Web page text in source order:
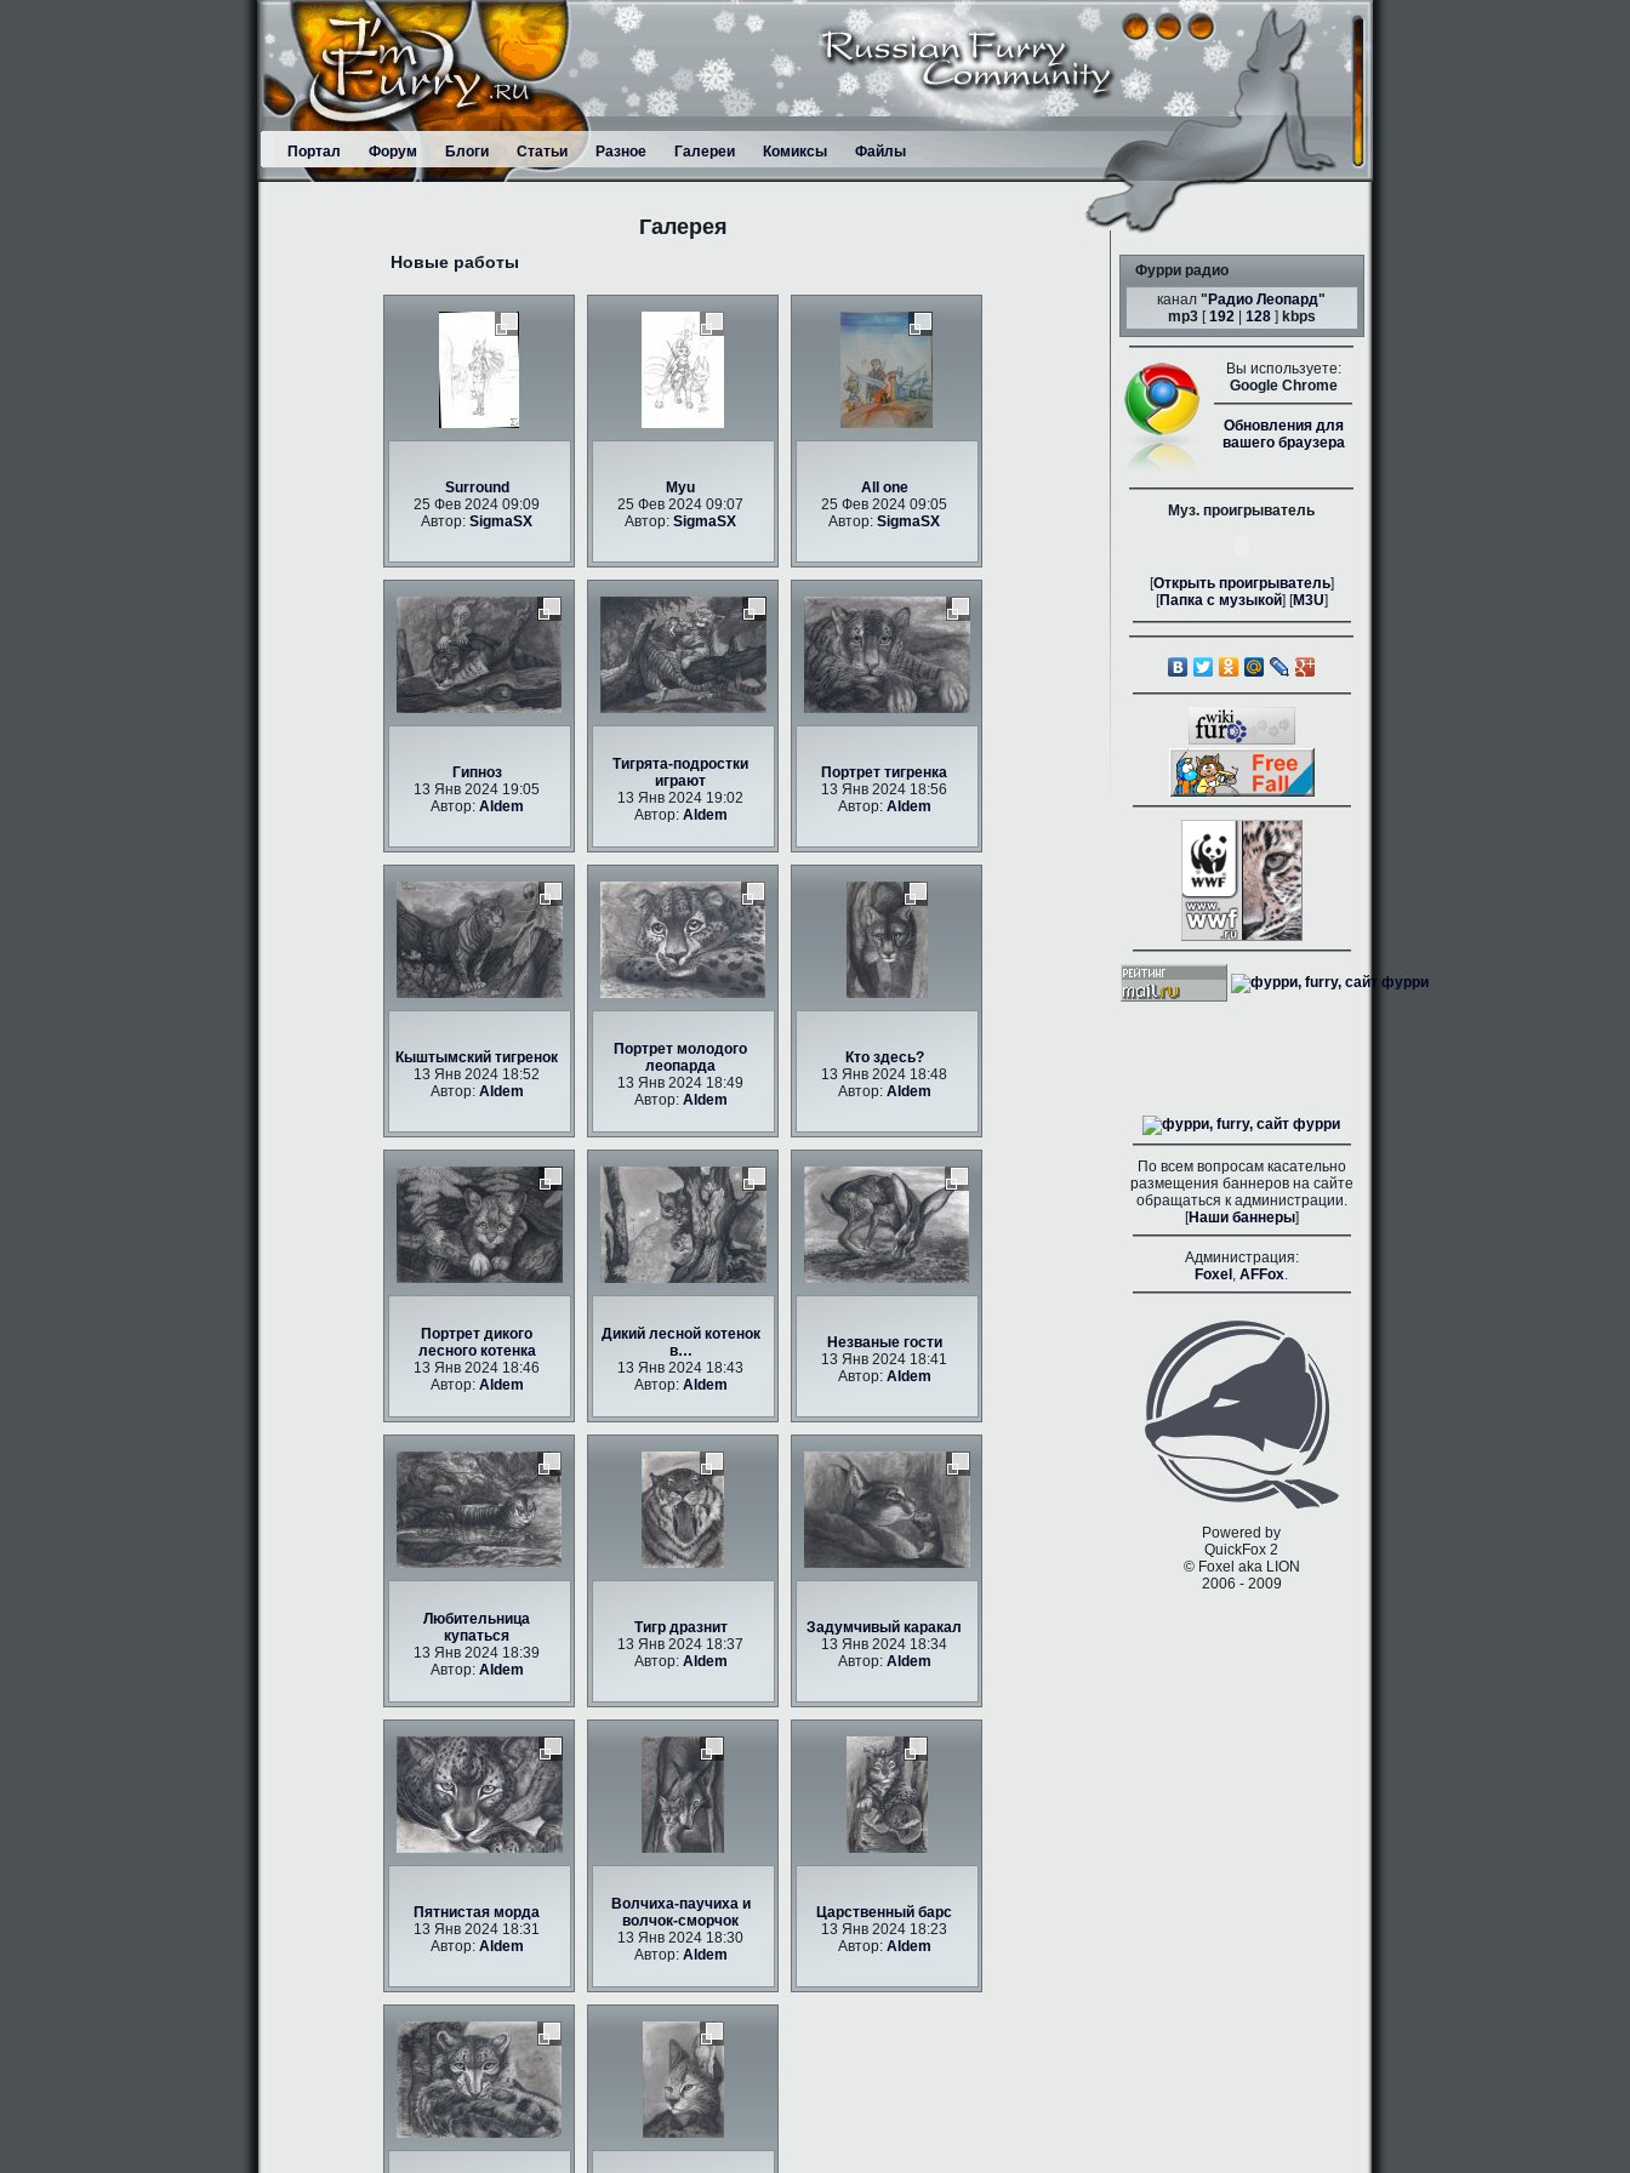
Портал Форум Блоги Статьи Разное Галереи Комиксы Файлы
Галерея
Новые работы
Surround
25 Фев 2024 09:09
Автор: SigmaSX
Myu
25 Фев 2024 09:07
Автор: SigmaSX
All one
25 Фев 2024 09:05
Автор: SigmaSX
Гипноз
13 Янв 2024 19:05
Автор: Aldem
Тигрята-подростки
играют
13 Янв 2024 19:02
Автор: Aldem
Портрет тигренка
13 Янв 2024 18:56
Автор: Aldem
Кыштымский тигренок
13 Янв 2024 18:52
Автор: Aldem
Портрет молодого
леопарда
13 Янв 2024 18:49
Автор: Aldem
Кто здесь?
13 Янв 2024 18:48
Автор: Aldem
Портрет дикого
лесного котенка
13 Янв 2024 18:46
Автор: Aldem
Дикий лесной котенок
в…
13 Янв 2024 18:43
Автор: Aldem
Незваные гости
13 Янв 2024 18:41
Автор: Aldem
Любительница
купаться
13 Янв 2024 18:39
Автор: Aldem
Тигр дразнит
13 Янв 2024 18:37
Автор: Aldem
Задумчивый каракал
13 Янв 2024 18:34
Автор: Aldem
Пятнистая морда
13 Янв 2024 18:31
Автор: Aldem
Волчиха-паучиха и
волчок-сморчок
13 Янв 2024 18:30
Автор: Aldem
Царственный барс
13 Янв 2024 18:23
Автор: Aldem
Фурри радио
канал " Радио Леопард"
mp3[192| 128] kbps
Вы используете:
Google Chrome
Обновления для
вашего браузера
Муз. проигрыватель
[Открыть проигрыватель]
[Папка с музыкой] [M3U]
По всем вопросам касательно
размещения баннеров на сайте
обращаться к администрации.
[Наши баннеры]
Администрация:
Foxel , AFFox.
Powered by
QuickFox 2
© Foxel aka LION
2006 - 2009